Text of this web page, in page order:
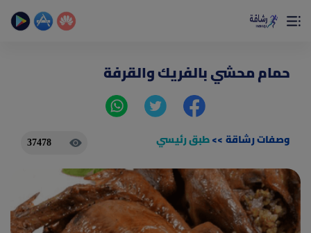
×
حساب الخطوات اليومية _ حساب السعرات _ تمارين منزلية
الصفحة الرئيسية(current)
المقالات
جديد
حمام محشي بالفريك والقرفة
وصفات رشاقة>>طبق رئيسي 37478